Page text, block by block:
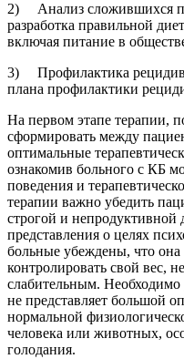
2) Анализ сложившихся
разработка правильной
включая питание в
3) Профилактика
плана профилактики
На первом этапе терапии,
сформировать между
оптимальные
ознакомив больного с КБ
поведения и
терапии важно убедить
строгой и непродуктивной
представления о целях
больные убеждены, что она
контролировать свой вес,
слабительным. Необходимо
не представляет большой
нормальной
человека или животных,
голодания.